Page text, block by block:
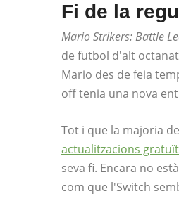
Fi de la
Mario Strikers: Battle
de futbol d'alt
Mario des de feia
off tenia una nova
Tot i que la majoria
actualitzacions
seva fi. Encara no
com que l'Switch